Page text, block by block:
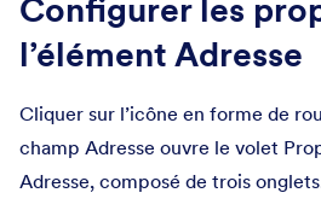
Configurer les
l’élément Adresse
Cliquer sur l’icône en forme de
champ Adresse ouvre le volet
Adresse, composé de trois